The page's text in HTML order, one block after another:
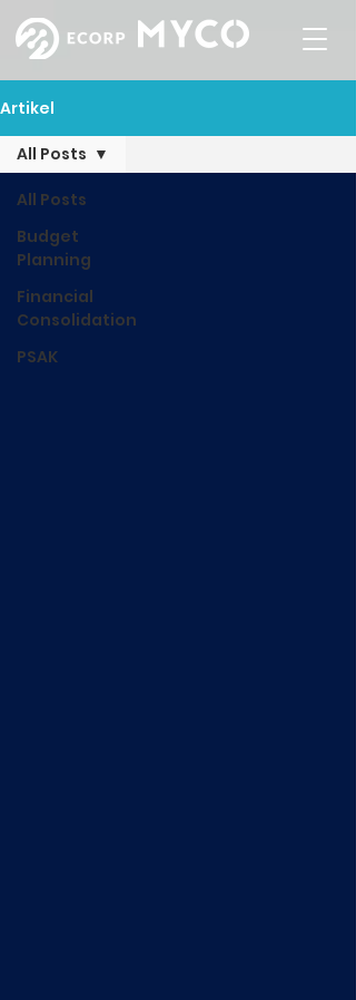
Artikel
All Posts
Budget
Planning
Financial
Consolidation
PSAK
All Posts